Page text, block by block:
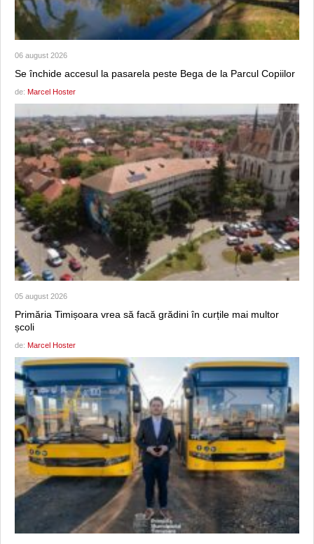
06 august 2026
Se închide accesul la pasarela peste Bega de la Parcul Copiilor
de: Marcel Hoster
05 august 2026
Primăria Timișoara vrea să facă grădini în curțile mai multor
școli
de: Marcel Hoster